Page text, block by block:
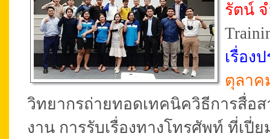
รัตน์
เรื่อง
ตุลาค
วิทยากรถ่ายทอดเทคนิควิธีการสื่อ
งาน การรับเรื่องทางโทรศัพท์ ที่เปี่